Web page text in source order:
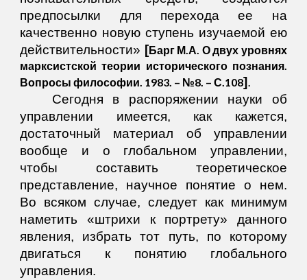
предпосылки для перехода ее на
качественно новую ступень изучаемой ею
действительности» [Барг М.А. О двух уровнях
марксистской теории исторического познания.
Вопросы философии. 1983. – №8. – С.108].
Сегодня в распоряжении науки об
управлении имеется, как кажется,
достаточный материал об управлении
вообще и о глобальном управлении,
чтобы составить теоретическое
представление, научное понятие о нем.
Во всяком случае, следует как минимум
наметить «штрихи к портрету» данного
явления, избрать тот путь, по которому
двигаться к понятию глобального
управления.